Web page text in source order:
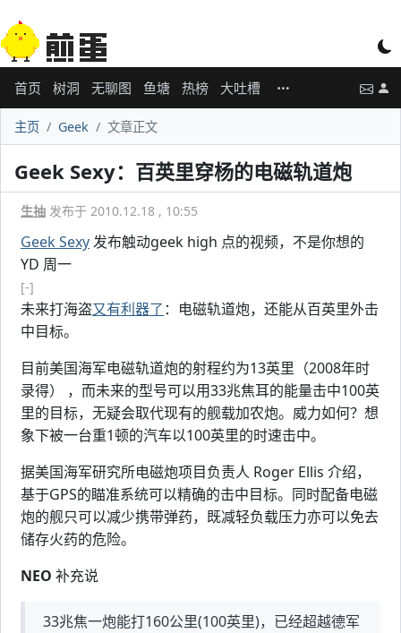
首页 树洞 无聊图 鱼塘 热榜 大吐槽
主页 Geek 文章正文
Geek Sexy：百英里穿杨的电磁轨道炮
生抽 发布于 2010.12.18 , 10:55
Geek Sexy发布触动geek high 点的视频，不是你想的
YD 周一
[-]
未来打海盗又有利器了 ：电磁轨道炮，还能从百英里外击
中目标。
目前美国海军电磁轨道炮的射程约为13英里（2008年时
录得） ，而未来的型号可以用33兆焦耳的能量击中100英
里的目标，无疑会取代现有的舰载加农炮。威力如何？想
象下被一台重1顿的汽车以100英里的时速击中。
据美国海军研究所电磁炮项目负责人 Roger Ellis 介绍，
基于GPS的瞄准系统可以精确的击中目标。同时配备电磁
炮的舰只可以减少携带弹药，既减轻负载压力亦可以免去
储存火药的危险。
NEO 补充说
33兆焦一炮能打160公里(100英里)，已经超越德军